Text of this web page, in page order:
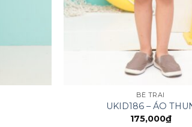
BÉ TRAI
UKID186 – ÁO
175,000₫